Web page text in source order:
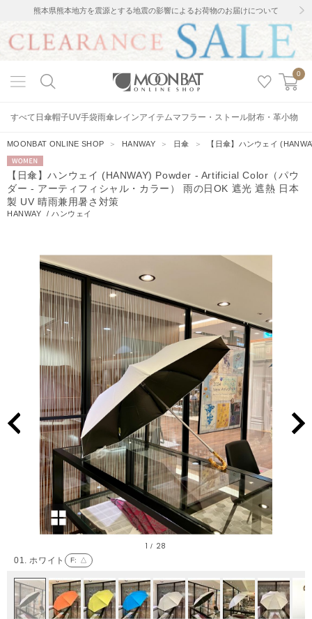
熊本県熊本地方を震源とする地震の影響によるお荷物のお届けについて
0
すべて 日傘帽子UV手袋雨傘レインアイテムマフラー・ストール財布・革小物
MOONBAT ONLINE SHOP ＞ HANWAY ＞ 日傘 ＞ 【日傘】ハンウェイ
WOMEN
【日傘】ハンウェイ (HANWAY) Powder - Artificial Color（パウ
ダー - アーティフィシャル・カラー） 雨の日OK 遮光 遮熱 日本
製 UV 晴雨兼用暑さ対策
HANWAY /ハンウェイ
01. ホワイト F: △
1 / 28